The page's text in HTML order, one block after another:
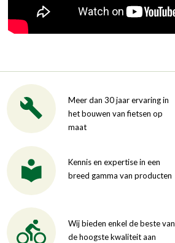
Meer dan 30 jaar ervaring in
het bouwen van fietsen op
maat
Kennis en expertise in een
breed gamma van producten
Wij bieden enkel de beste van
de hoogste kwaliteit aan